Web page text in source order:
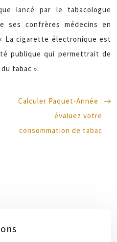
lancé par le tabacologue
ses confrères médecins en
La cigarette électronique est
publique qui permettrait de
tabac ».
Calculer Paquet-Année :
évaluez votre
consommation de tabac